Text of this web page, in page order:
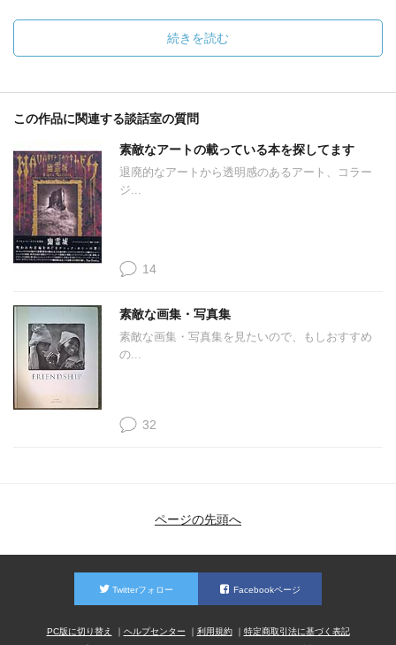
続きを読む
この作品に関連する談話室の質問
素敵なアートの載っている本を探してます
退廃的なアートから透明感のあるアート、コラー
ジ...
14
素敵な画集・写真集
素敵な画集・写真集を見たいので、もしおすすめ
の...
32
ページの先頭へ
Twitterフォロー Facebookページ
PC版に切り替え ヘルプセンター 利用規約
特定商取引法に基づく表記